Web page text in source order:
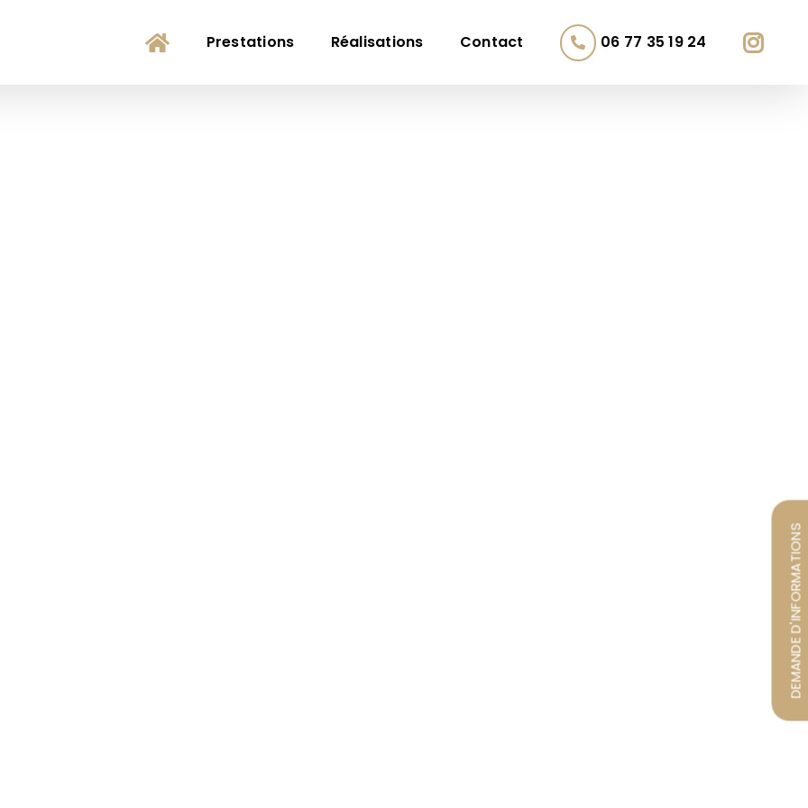
Prestations Réalisations Contact 06 77 35 19 24
DEMANDE D'INFORMATIONS